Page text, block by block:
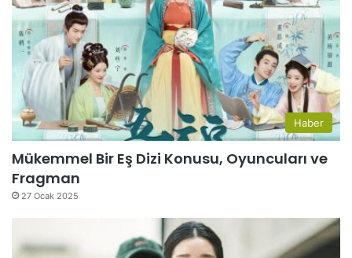
Haber
Mükemmel Bir Eş Dizi Konusu, Oyuncuları ve
Fragman
27 Ocak 2025